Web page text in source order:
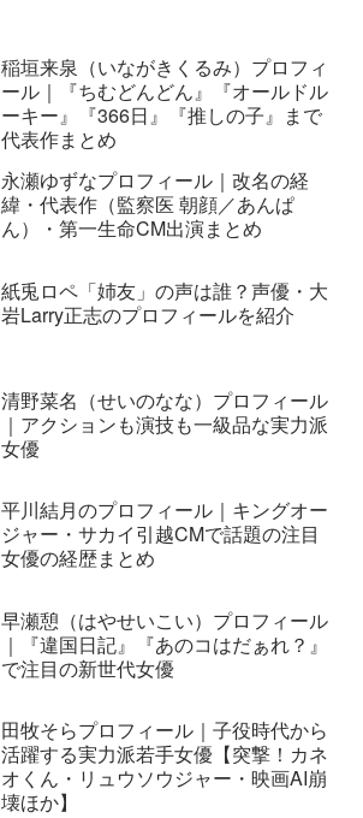
稲垣来泉（いながきくるみ）プロフィ
ール｜『ちむどんどん』『オールドル
ーキー』『366日』『推しの子』まで
代表作まとめ
永瀬ゆずなプロフィール｜改名の経
緯・代表作（監察医 朝顔／あんぱ
ん）・第一生命CM出演まとめ
紙兎ロペ「姉友」の声は誰？声優・大
岩Larry正志のプロフィールを紹介
清野菜名（せいのなな）プロフィール
｜アクションも演技も一級品な実力派
女優
平川結月のプロフィール｜キングオー
ジャー・サカイ引越CMで話題の注目
女優の経歴まとめ
早瀬憩（はやせいこい）プロフィール
｜『違国日記』『あのコはだぁれ？』
で注目の新世代女優
田牧そらプロフィール｜子役時代から
活躍する実力派若手女優【突撃！カネ
オくん・リュウソウジャー・映画AI崩
壊ほか】